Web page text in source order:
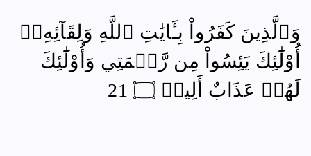
وَٱلَّذِينَ كَفَرُواْ بِـَٔايَٰتِ ٱللَّهِ وَلِقَآئِهِۦٓ
أُوْلَٰٓئِكَ يَئِسُواْ مِن رَّحۡمَتِي وَأُوْلَٰٓئِكَ
لَهُمۡ عَذَابٌ أَلِيمٞ ۝ 21